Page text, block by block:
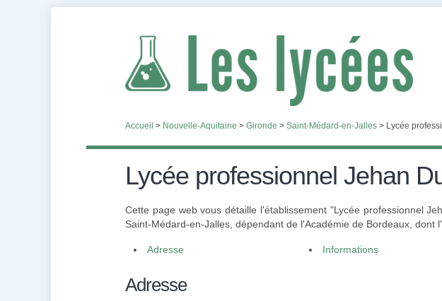
Accueil > Nouvelle-Aquitaine > Gironde > Saint-Médard-en-Jalles > Lycée
Lycée professionnel Jehan
Cette page web vous détaille l'établissement "Lycée professionnel
Saint-Médard-en-Jalles, dépendant de l'Académie de Bordeaux, dont
Adresse Informations
Adresse